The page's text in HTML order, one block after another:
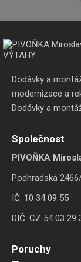
Dodávky a
modernizace a
Dodávky a
Společnost
PIVOŇKA
Podhradská
IČ: 10 34 09 55
DIČ: CZ 54 03 29
Poruchy